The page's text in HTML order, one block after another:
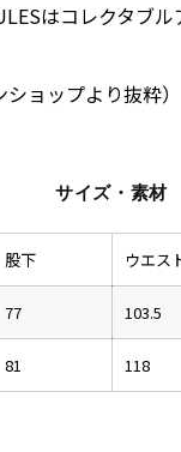
はコレクタブ
ョップより抜粋）
サイズ・素材
股下 ウエス
77 103.5
81 118